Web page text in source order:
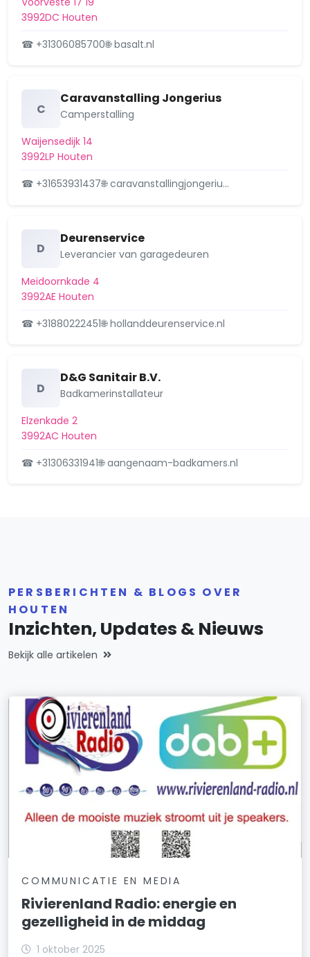
3992DC Houten
☎ +31306085700🌐 basalt.nl
C
Caravanstalling Jongerius
Camperstalling
Waijensedijk 14
3992LP Houten
☎ +31653931437🌐 caravanstallingjongeriu…
D
Deurenservice
Leverancier van garagedeuren
Meidoornkade 4
3992AE Houten
☎ +31880222451🌐 hollanddeurenservice.nl
D
D&G Sanitair B.V.
Badkamerinstallateur
Elzenkade 2
3992AC Houten
☎ +31306331941🌐 aangenaam-badkamers.nl
PERSBERICHTEN & BLOGS OVER
HOUTEN
Inzichten, Updates & Nieuws
Bekijk alle artikelen
COMMUNICATIE EN MEDIA
Rivierenland Radio: energie en
gezelligheid in de middag
1 oktober 2025